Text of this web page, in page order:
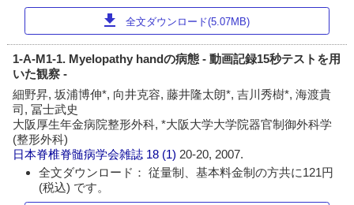
download 全文ダウンロード(5.07MB)
1-A-M1-1. Myelopathy handの病態 - 動画記録15秒テストを用
いた観察 -
細野昇, 坂浦博伸*, 向井克容, 藤井隆太朗*, 吉川秀樹*, 海渡貴
司, 冨士武史
大阪厚生年金病院整形外科, *大阪大学大学院器官制御外科学
(整形外科)
日本脊椎脊髄病学会雑誌 18 (1) 20-20, 2007.
全文ダウンロード： 従量制、基本料金制の方共に121円
(税込) です。